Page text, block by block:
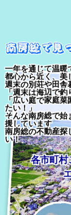
一年を通じて温暖
都心から近く、美
週末の別荘や田舎
「週末は海辺で
「広い庭で家庭
たい！」
そんな南房総で始
援しています
南房総の不動産探
い！
各市町村